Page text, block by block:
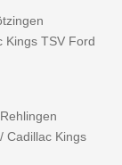
TSV Ford
Cadillac Kings